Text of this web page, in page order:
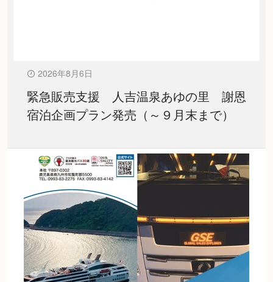
2026年8月6日
緊急販売支援 人吉温泉あゆの里 謝恩
宿泊企画プラン発売（～９月末まで）